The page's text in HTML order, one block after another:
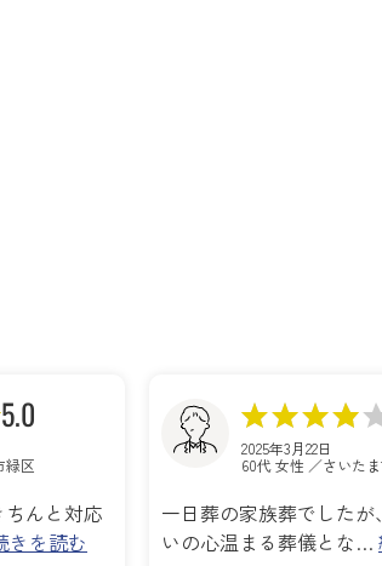
5.0
緑区
んと対応
きを読む
2025年3月22日
60代 女性 ／さいた
一日葬の家族葬でした
いの心温まる葬儀とな…